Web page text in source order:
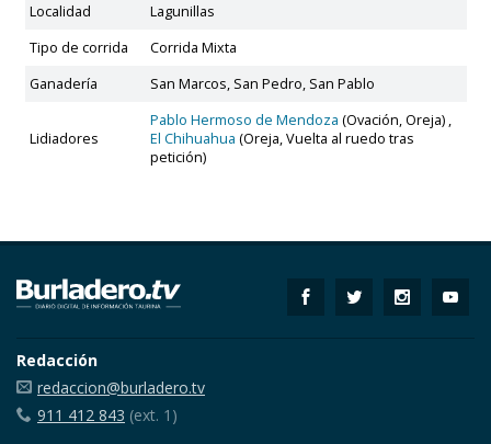
Localidad
Lagunillas
Tipo de corrida
Corrida Mixta
Ganadería
San Marcos, San Pedro, San Pablo
Lidiadores
Pablo Hermoso de Mendoza (Ovación, Oreja) ,
El Chihuahua (Oreja, Vuelta al ruedo tras
petición)
Redacción
redaccion@burladero.tv
911 412 843 (ext. 1)